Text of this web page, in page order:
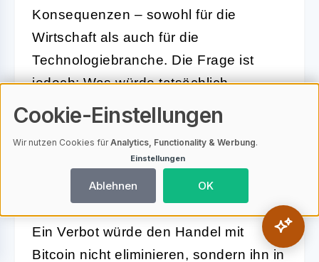
Konsequenzen – sowohl für die
Wirtschaft als auch für die
Technologiebranche. Die Frage ist
jedoch: Was würde tatsächlich
passieren, wenn ein solches Verbot
umgesetzt wird? Die möglichen Folgen
sind komplex und könnten in viele
Richtungen gehen.
Ein Verbot würde den Handel mit
Bitcoin nicht eliminieren, sondern ihn in
Cookie-Einstellungen
Wir nutzen Cookies fürAnalytics, Functionality & Werbung.
Einstellungen
Ablehnen OK